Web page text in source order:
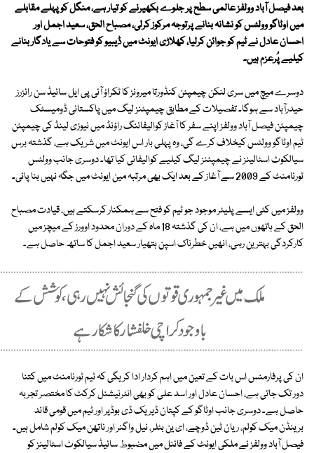
بعد فیصل آباد وولفز عالمی سطح پر جلوے بکھیرنے کو تیار ہے، منگل کو پہلے مقابلے
میں اوٹاگو وولٹس کو نشانہ بنانے پرتوجہ مرکوز کرلی، مصباح الحق، سعید اجمل اور
احسان عادل نے ٹیم کو جوائن کرلیا، کھلاڑی ایونٹ میں ڈیبیو کو فتوحات سے یادگار بنانے
کیلیے پُرعزم ہیں۔
دوسرے میچ میں سری لنکن چیمپئن کنڈورتا میرونز کا ٹکراؤ آئی پی ایل سائیڈ سن رائزرز
حیدرآباد سے ہوگا۔ تفصیلات کے مطابق چیمپئنز لیگ میں پاکستانی ڈومیسٹک
چیمپئن فیصل آباد وولفز اپنے سفر کا آغاز کوالیفائنگ راؤنڈ میں نیوزی لینڈ کی چیمپئن
ٹیم اوٹاگو وولٹس کیخلاف کرے گی، وہ پہلی بار اس ایونٹ میں شریک ہے، گذشتہ برس
سیالکوٹ اسٹالینز نے چیمپئنز لیگ کیلیے کوالیفائی کیا تھا۔ دوسری جانب وولٹس
ٹورنامنٹ کے 2009 سے آغاز کے بعد ایک بھی مرتبہ مین ایونٹ میں جگہ نہیں بنا پائی۔
وولفز میں کئی ایسے پلیئر موجود جو ٹیم کو فتح سے ہمکنار کرسکتے ہیں، قیادت مصباح
الحق کے ہاتھوں میں ہے، ان کی گذشتہ 18 ماہ کے دوران محدود اوورز کے میچز میں
کارکردگی بہترین رہی، انھیں خطرناک اسپن ہتھیار سعید اجمل کا ساتھ حاصل ہے۔
ان کی پرفارمنس اس بات کے تعین میں اہم کردار ادا کریگی کہ ٹیم ٹورنامنٹ میں کتنا
دور تک جاتی ہے، احسان عادل اور اسد علی کو بھی انٹرنیشنل کرکٹ کا مختصر تجربہ
حاصل ہے۔ دوسری جانب اوٹاگو کے کپتان ڈیریک ڈی بوڈیر اور ٹیم میں قومی قائد
برینڈن میک کولم، ریان ٹین ڈوچے، ای ین بٹلر، نیل واگنر اور ناتھن میک کولم شامل ہیں۔
فیصل آباد وولفز نے ملکی ایونٹ کے فائنل میں مضبوط سائیڈ سیالکوٹ اسٹالینز کو